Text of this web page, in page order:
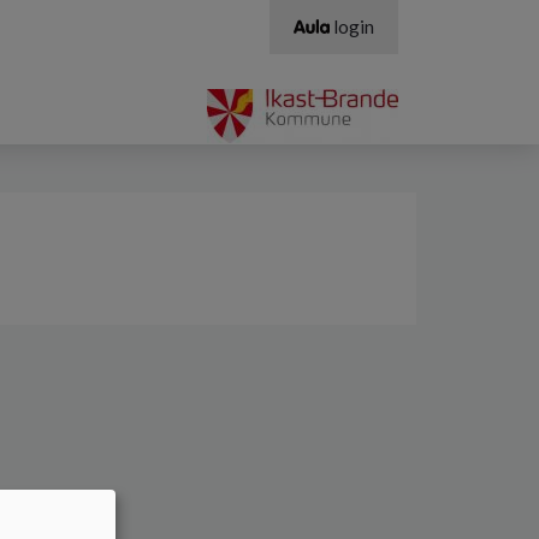
login